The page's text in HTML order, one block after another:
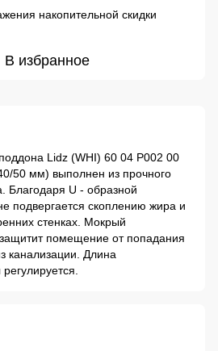
накопительной скидки
В избранное
Lidz (WHI) 60 04 P002 00
50 мм) выполнен из прочного
Благодаря U - образной
подвергается скоплению жира и
стенках. Мокрый
помещение от попадания
канализации. Длина